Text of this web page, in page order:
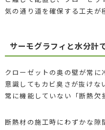
気の通り道を確保する工夫が
サーモグラフィと水分計
クローゼットの奥の壁が常に
意識してもカビ臭さが抜けな
常に機能していない「断熱欠
断熱材の施工時にわずかな隙